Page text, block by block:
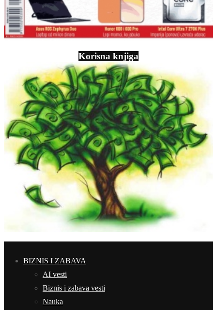
Korisna knjiga
BIZNIS I ZABAVA
AI vesti
Biznis i zabava vesti
Nauka